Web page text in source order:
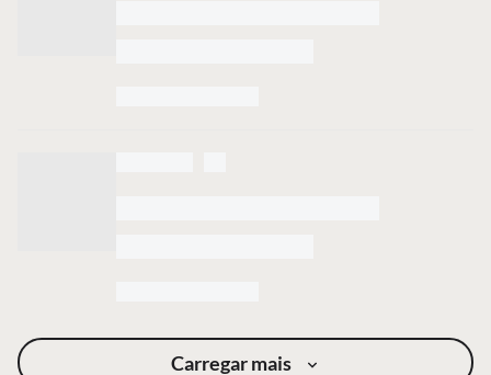
Carregar mais